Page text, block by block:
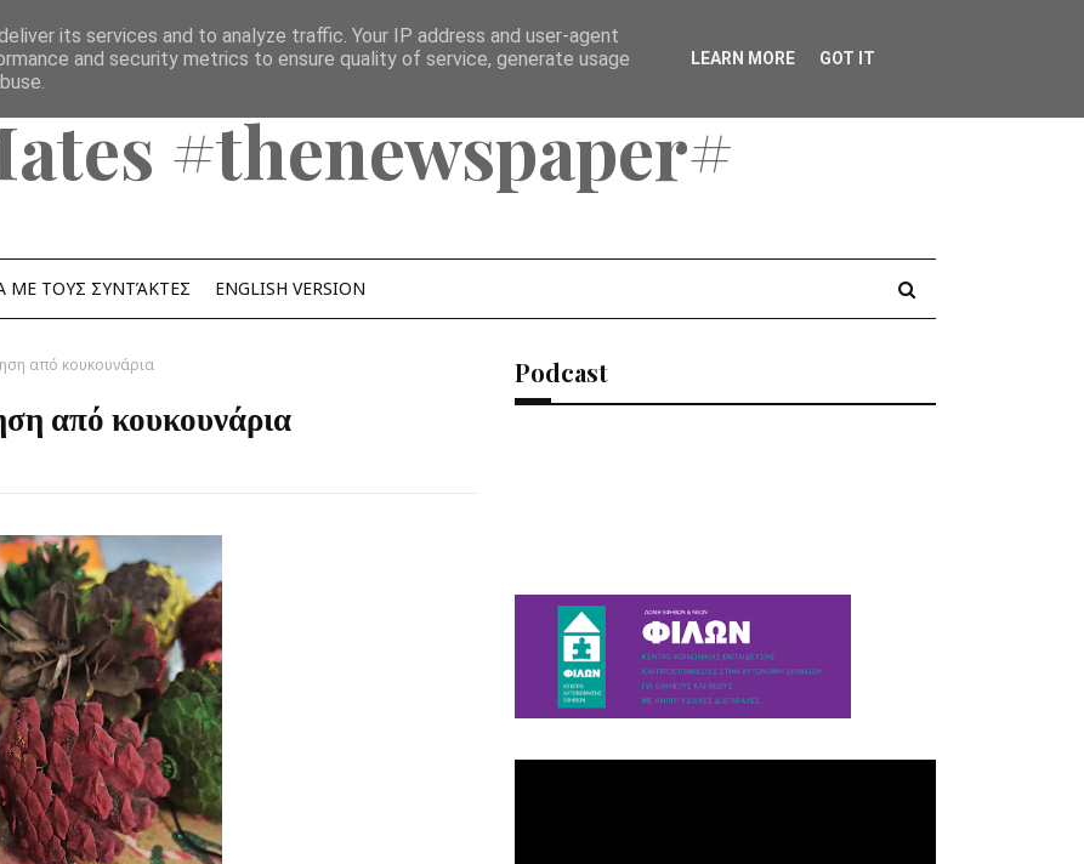
#thenewspaper#
ΜΕ ΤΟΥΣ ΣΥΝΤΆΚΤΕΣ ENGLISH VERSION
από κουκουνάρια
από κουκουνάρια
Podcast
its services and to analyze traffic. Your IP address and user-agent
and security metrics to ensure quality of service, generate usage
LEARN MORE GOT IT